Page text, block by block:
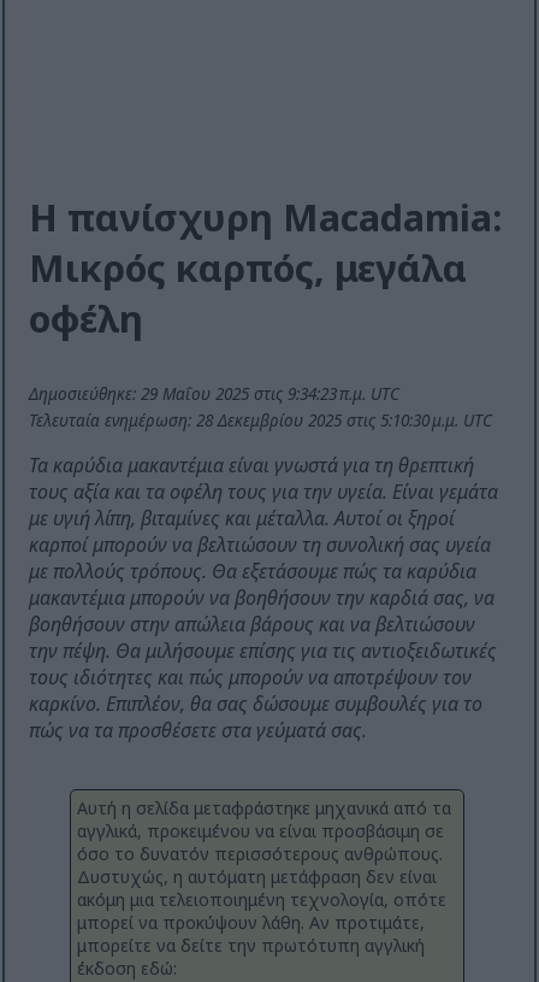
Η πανίσχυρη Macadamia:
Μικρός καρπός, μεγάλα
οφέλη
Δημοσιεύθηκε: 29 Μαΐου 2025 στις 9:34:23 π.μ. UTC
Τελευταία ενημέρωση: 28 Δεκεμβρίου 2025 στις 5:10:30 μ.μ. UTC
Τα καρύδια μακαντέμια είναι γνωστά για τη θρεπτική
τους αξία και τα οφέλη τους για την υγεία. Είναι γεμάτα
με υγιή λίπη, βιταμίνες και μέταλλα. Αυτοί οι ξηροί
καρποί μπορούν να βελτιώσουν τη συνολική σας υγεία
με πολλούς τρόπους. Θα εξετάσουμε πώς τα καρύδια
μακαντέμια μπορούν να βοηθήσουν την καρδιά σας, να
βοηθήσουν στην απώλεια βάρους και να βελτιώσουν
την πέψη. Θα μιλήσουμε επίσης για τις αντιοξειδωτικές
τους ιδιότητες και πώς μπορούν να αποτρέψουν τον
καρκίνο. Επιπλέον, θα σας δώσουμε συμβουλές για το
πώς να τα προσθέσετε στα γεύματά σας.
Αυτή η σελίδα μεταφράστηκε μηχανικά από τα
αγγλικά, προκειμένου να είναι προσβάσιμη σε
όσο το δυνατόν περισσότερους ανθρώπους.
Δυστυχώς, η αυτόματη μετάφραση δεν είναι
ακόμη μια τελειοποιημένη τεχνολογία, οπότε
μπορεί να προκύψουν λάθη. Αν προτιμάτε,
μπορείτε να δείτε την πρωτότυπη αγγλική
έκδοση εδώ: